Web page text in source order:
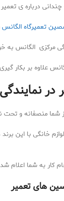
چندانی درباره ی
تعمیرگاه الگانس
مرکزی الگانس به
علاوه بر
در
شما منصفانه و
خانگی با این
کار به شما اعلام
های تعمیر